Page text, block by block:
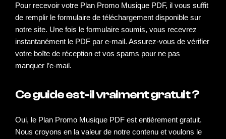
Pour recevoir votre Plan Promo Musique PDF, il vous suffit
de remplir le formulaire de téléchargement disponible sur
notre site. Une fois le formulaire soumis, vous recevrez
instantanément le PDF par e-mail. Assurez-vous de vérifier
votre boîte de réception et vos spams pour ne pas
manquer l’e-mail.
Ce guide est-il vraiment gratuit ?
Oui, le Plan Promo Musique PDF est entièrement gratuit.
Nous croyons en la valeur de notre contenu et voulons le